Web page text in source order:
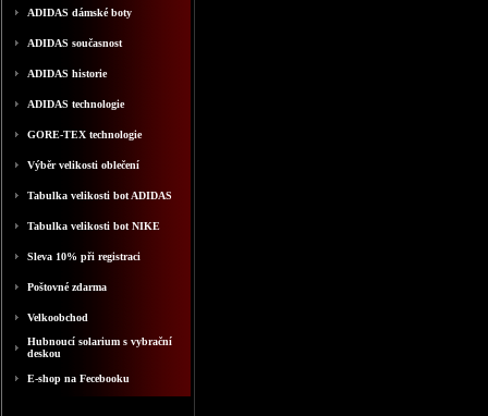
ADIDAS dámské boty
ADIDAS současnost
ADIDAS historie
ADIDAS technologie
GORE-TEX technologie
Výběr velikosti oblečení
Tabulka velikosti bot ADIDAS
Tabulka velikosti bot NIKE
Sleva 10% při registraci
Poštovné zdarma
Velkoobchod
Hubnoucí solarium s vybrační
deskou
E-shop na Fecebooku